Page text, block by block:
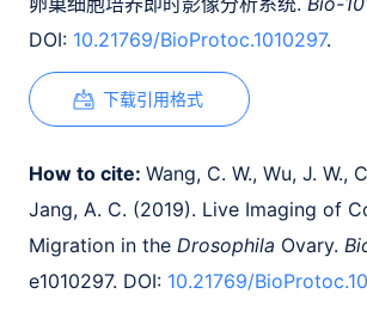
DOI: 10.21769/BioProtoc.1010297.
下载引用格式
How to cite: Wang, C. W., Wu, J. W.,
Jang, A. C. (2019). Live Imaging of
Migration in the Drosophila Ovary.
e1010297. DOI: 10.21769/